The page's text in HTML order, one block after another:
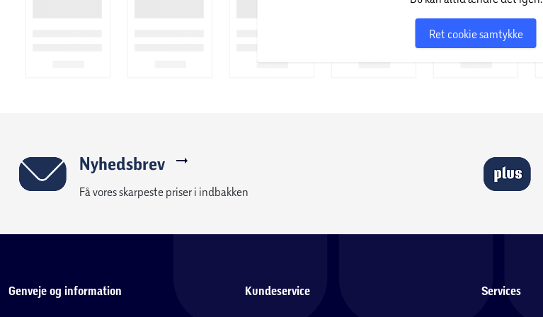
giver en stabil og interferensfri forbindelse med en rækkevidde på op til 10 meter og 360° dækning.
Dette tastatur er designet til multitasking, så du kan oprette forbindelse til flere enheder på samme tid og
E9310M er ikke kun avanceret i design, men også i funktionalitet, hvilket gør det til et ideelt valg for dem, der
søger en pålidelig og stilfuld trådløs tastaturløsning.
Ret cookie samtykke
Nyhedsbrev
Få vores skarpeste priser i indbakken
Genveje og information Kundeservice Services